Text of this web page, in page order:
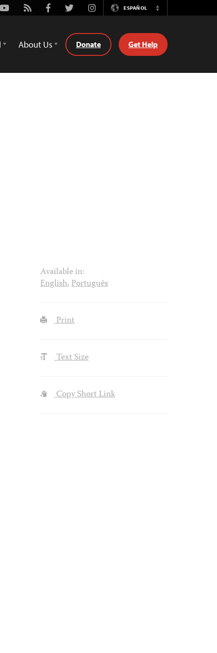
Youtube
Rss FacebookTwitterInstagramESPAÑOL
Switch
About Us Donate Get Help
Available in:
English,Português
Print
Text Size
Copy Short Link